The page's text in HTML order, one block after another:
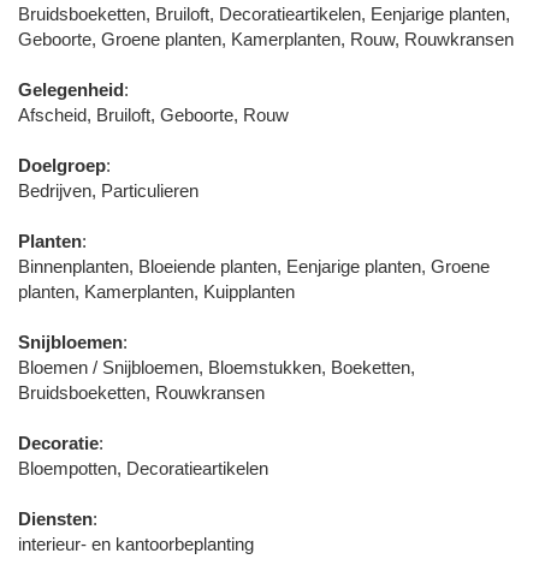
Bruidsboeketten, Bruiloft, Decoratieartikelen, Eenjarige planten,
Geboorte, Groene planten, Kamerplanten, Rouw, Rouwkransen
Gelegenheid:
Afscheid, Bruiloft, Geboorte, Rouw
Doelgroep:
Bedrijven, Particulieren
Planten:
Binnenplanten, Bloeiende planten, Eenjarige planten, Groene
planten, Kamerplanten, Kuipplanten
Snijbloemen:
Bloemen / Snijbloemen, Bloemstukken, Boeketten,
Bruidsboeketten, Rouwkransen
Decoratie:
Bloempotten, Decoratieartikelen
Diensten:
interieur- en kantoorbeplanting